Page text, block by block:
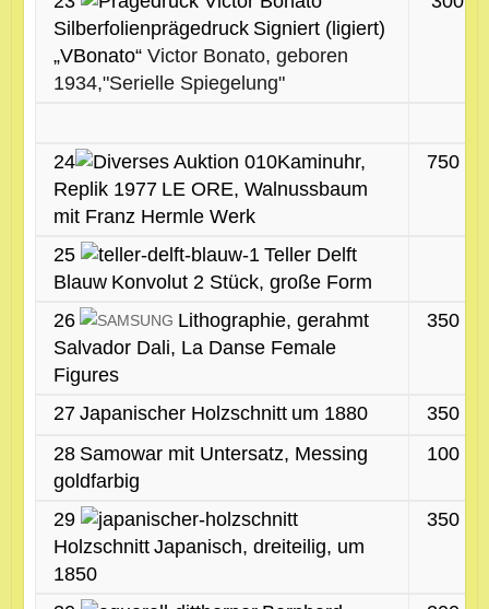
Silberfolienprägedruck Signiert (ligiert)
„VBonato“Victor Bonato, geboren
1934,"Serielle Spiegelung"
24
Kaminuhr,
Replik 1977 LE ORE, Walnussbaum
mit Franz Hermle Werk
750 €
25
Teller Delft
Blauw Konvolut 2 Stück, große Form
26
Lithographie, gerahmt
Salvador Dali, La Danse Female
Figures
350 €
27 Japanischer Holzschnitt um 1880
350 €
28 Samowar mit Untersatz, Messing
goldfarbig
100 €
29
Holzschnitt Japanisch, dreiteilig, um
1850
350 €